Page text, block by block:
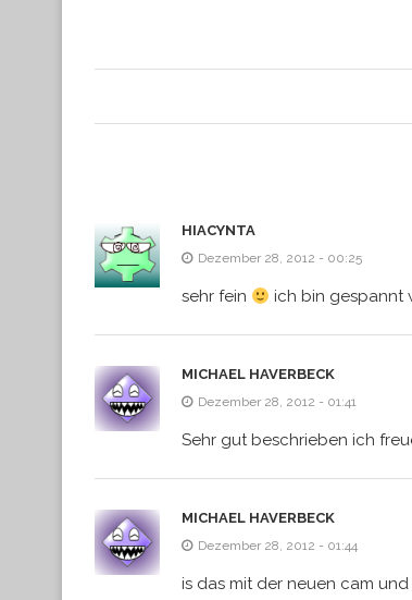
HIACYNTA
Dezember 28, 2012 - 00:25
sehr fein ich bin gespannt
MICHAEL HAVERBECK
Dezember 28, 2012 - 01:41
Sehr gut beschrieben ich
MICHAEL HAVERBECK
Dezember 28, 2012 - 01:44
is das mit der neuen cam